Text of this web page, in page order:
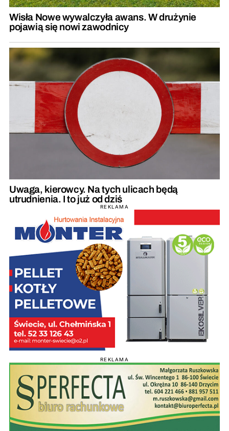
Wisła Nowe wywalczyła awans. W drużynie
pojawią się nowi zawodnicy
Uwaga, kierowcy. Na tych ulicach będą
utrudnienia. I to już od dziś
REKLAMA
REKLAMA